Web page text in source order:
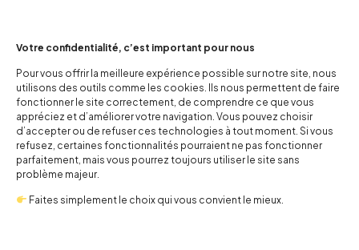
Votre confidentialité, c’est important pour nous
Pour vous offrir la meilleure expérience possible sur notre site, nous
utilisons des outils comme les cookies. Ils nous permettent de faire
fonctionner le site correctement, de comprendre ce que vous
appréciez et d’améliorer votre navigation. Vous pouvez choisir
d’accepter ou de refuser ces technologies à tout moment. Si vous
refusez, certaines fonctionnalités pourraient ne pas fonctionner
parfaitement, mais vous pourrez toujours utiliser le site sans
problème majeur.
Faites simplement le choix qui vous convient le mieux.
Combinaison sleep'n play
Muchas Lucas
29,00€
Body AC/DC bébé horns
20,00€
-30%